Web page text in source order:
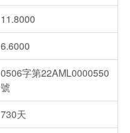
11.8000
6.6000
0506字第22AML0000550
號
730天